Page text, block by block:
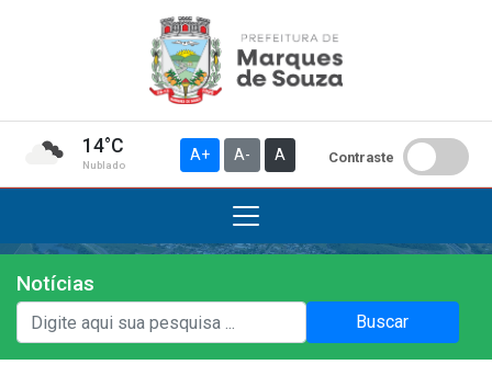
14°C
Nublado
A+ A- A Contraste
Institucional
A Prefeitura
Notícias
Buscar